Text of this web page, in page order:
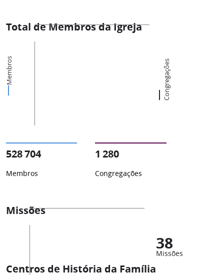
Total de Membros da Igreja
Membros Congregações
528 704
Membros
1 280
Congregações
Missões
38
Missões
Centros de História da Família